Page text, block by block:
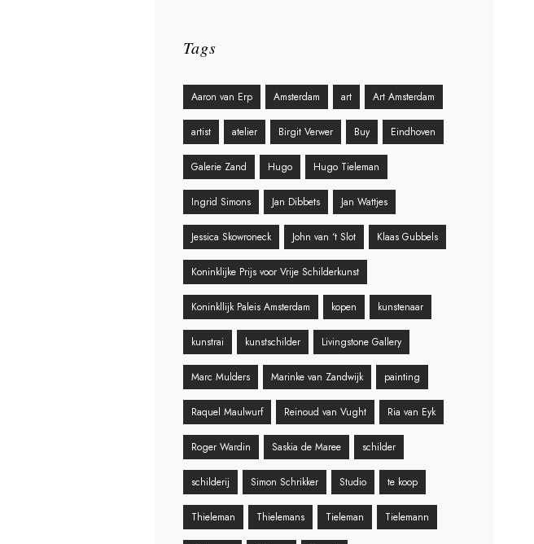
Tags
Aaron van Erp Amsterdam art Art Amsterdam
artist atelier Birgit Verwer Buy Eindhoven
Galerie Zand Hugo Hugo Tieleman
Ingrid Simons Jan Dibbets Jan Wattjes
Jessica Skowroneck John van ‘t Slot Klaas Gubbels
Koninklijke Prijs voor Vrije Schilderkunst
Koninkllijk Paleis Amsterdam kopen kunstenaar
kunstrai kunstschilder Livingstone Gallery
Marc Mulders Marinke van Zandwijk painting
Raquel Maulwurf Reinoud van Vught Ria van Eyk
Roger Wardin Saskia de Maree schilder
schilderij Simon Schrikker Studio te koop
Thieleman Thielemans Tieleman Tielemann